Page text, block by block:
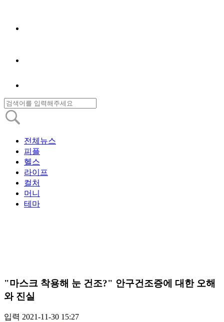
전체뉴스
피플
헬스
라이프
컬처
머니
테마
"마스크 착용해 눈 건조?" 안구건조증에 대한 오해
와 진실
입력 2021-11-30 15:27